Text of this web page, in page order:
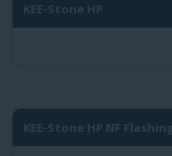
KEE-Stone HP
KEE-Stone HP NF